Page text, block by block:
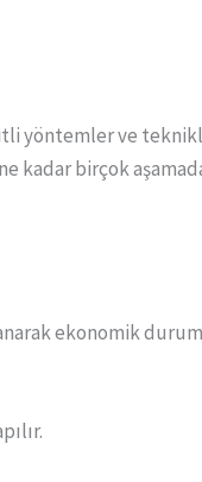
yöntemler ve
kadar birçok
ekonomik